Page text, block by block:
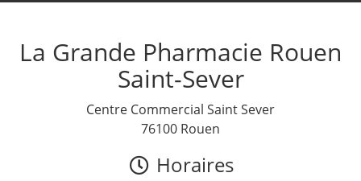
La Grande Pharmacie Rouen
Saint-Sever
Centre Commercial Saint Sever
76100 Rouen
Horaires